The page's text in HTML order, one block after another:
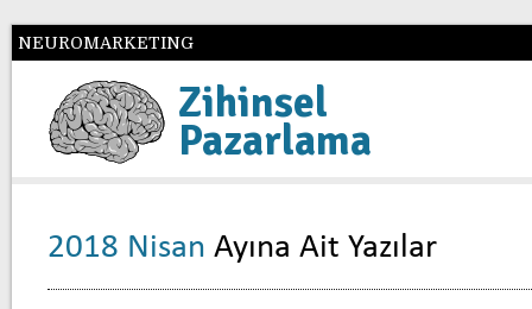
NEUROMARKETING
Zihinsel
Pazarlama
2018 Nisan Ayına Ait Yazılar